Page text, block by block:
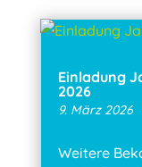
Einladung
2026
9. März 2026
Weitere